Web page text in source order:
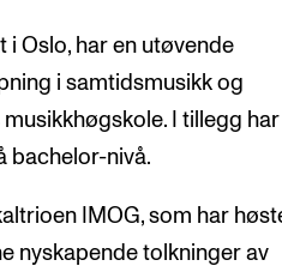
i Oslo, har en utøvende
i samtidsmusikk og
I tillegg
bachelor-nivå.
IMOG, som har
nyskapende tolkninger av